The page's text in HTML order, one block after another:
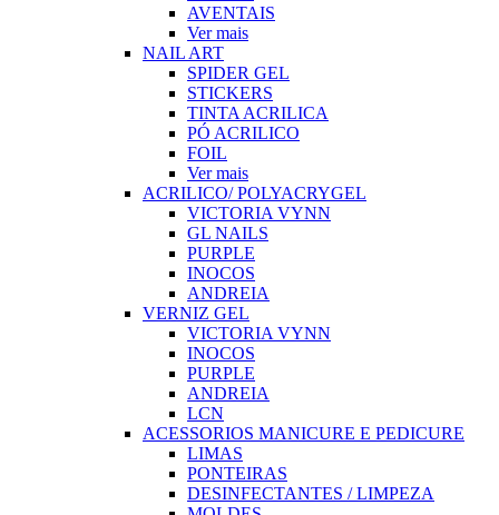
AVENTAIS
Ver mais
NAIL ART
SPIDER GEL
STICKERS
TINTA ACRILICA
PÓ ACRILICO
FOIL
Ver mais
ACRILICO/ POLYACRYGEL
VICTORIA VYNN
GL NAILS
PURPLE
INOCOS
ANDREIA
VERNIZ GEL
VICTORIA VYNN
INOCOS
PURPLE
ANDREIA
LCN
ACESSORIOS MANICURE E PEDICURE
LIMAS
PONTEIRAS
DESINFECTANTES / LIMPEZA